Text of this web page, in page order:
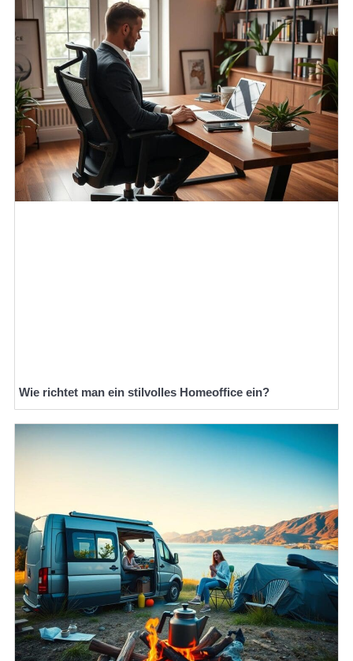
Wie richtet man ein stilvolles Homeoffice ein?